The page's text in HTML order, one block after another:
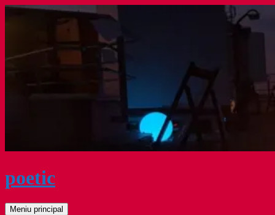
Sari
poetic
Caută
Meniu principal